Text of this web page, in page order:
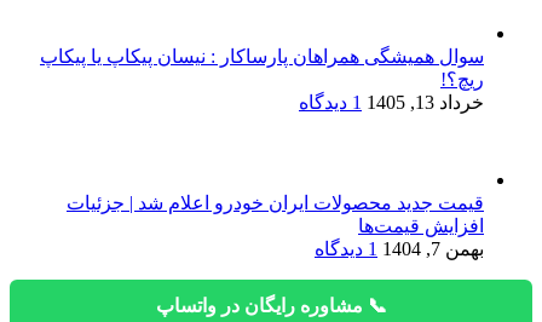
سوال همیشگی همراهان پارساکار : نیسان پیکاپ یا پیکاپ
ریچ؟!
خرداد 13, 1405
1 دیدگاه
قیمت جدید محصولات ایران خودرو اعلام شد | جزئیات
افزایش قیمت‌ها
بهمن 7, 1404
1 دیدگاه
📞 مشاوره رایگان در واتساپ